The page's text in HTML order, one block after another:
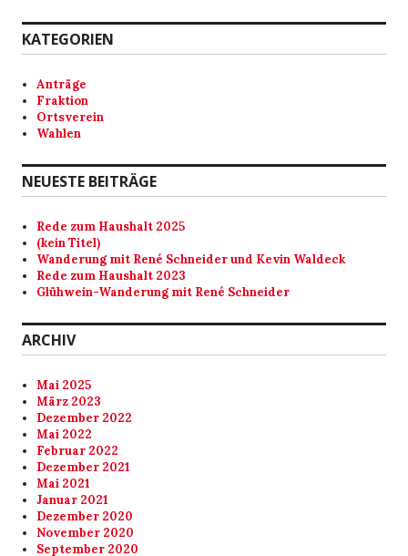
KATEGORIEN
Anträge
Fraktion
Ortsverein
Wahlen
NEUESTE BEITRÄGE
Rede zum Haushalt 2025
(kein Titel)
Wanderung mit René Schneider und Kevin Waldeck
Rede zum Haushalt 2023
Glühwein-Wanderung mit René Schneider
ARCHIV
Mai 2025
März 2023
Dezember 2022
Mai 2022
Februar 2022
Dezember 2021
Mai 2021
Januar 2021
Dezember 2020
November 2020
September 2020